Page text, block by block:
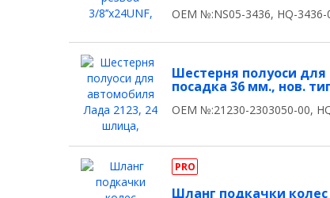
OEM №:NS05-3436, HQ-3436-
Шестерня полуоси
посадка 36 мм., нов.
OEM №:21230-2303050-00,
PRO
Шланг подкачки